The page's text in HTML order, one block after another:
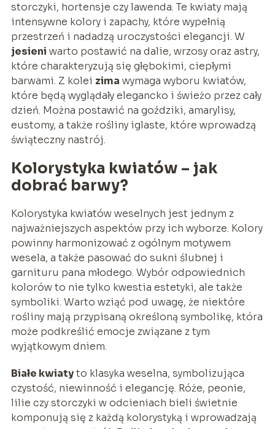
storczyki, hortensje czy lawenda. Te kwiaty mają
intensywne kolory i zapachy, które wypełnią
przestrzeń i nadadzą uroczystości elegancji. W
jesieni warto postawić na dalie, wrzosy oraz astry,
które charakteryzują się głębokimi, ciepłymi
barwami. Z kolei zima wymaga wyboru kwiatów,
które będą wyglądały elegancko i świeżo przez cały
dzień. Można postawić na goździki, amarylisy,
eustomy, a także rośliny iglaste, które wprowadzą
świąteczny nastrój.
Kolorystyka kwiatów – jak
dobrać barwy?
Kolorystyka kwiatów weselnych jest jednym z
najważniejszych aspektów przy ich wyborze. Kolory
powinny harmonizować z ogólnym motywem
wesela, a także pasować do sukni ślubnej i
garnituru pana młodego. Wybór odpowiednich
kolorów to nie tylko kwestia estetyki, ale także
symboliki. Warto wziąć pod uwagę, że niektóre
rośliny mają przypisaną określoną symbolikę, która
może podkreślić emocje związane z tym
wyjątkowym dniem.
Białe kwiatyto klasyka weselna, symbolizująca
czystość, niewinność i elegancję. Róże, peonie,
lilie czy storczyki w odcieniach bieli świetnie
komponują się z każdą kolorystyką i wprowadzają